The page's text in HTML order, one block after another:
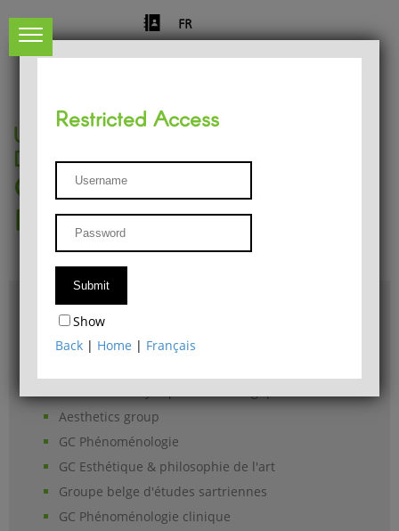
FR
University of Liège
Départment of Philosophy
Center for Phenomenological
Research
Access & maps
Philosophy Department Library
Aesthetics group
GC Phénoménologie
GC Esthétique & philosophie de l'art
Groupe belge d'études sartriennes
GC Phénoménologie clinique
Restricted Access
Show
Back | Home | Français